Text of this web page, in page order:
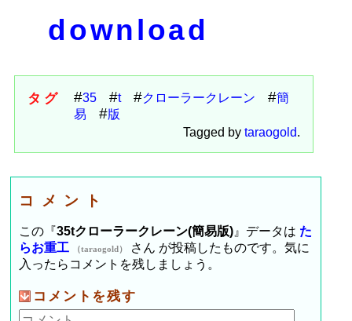
download
タグ 35 t クローラークレーン
簡
易
版
Tagged by taraogold.
コメント
この『35tクローラークレーン(簡易版) 』データは た
らお重工
（taraogold）
さん が投稿したものです。気に
入ったらコメントを残しましょう。
コメントを残す